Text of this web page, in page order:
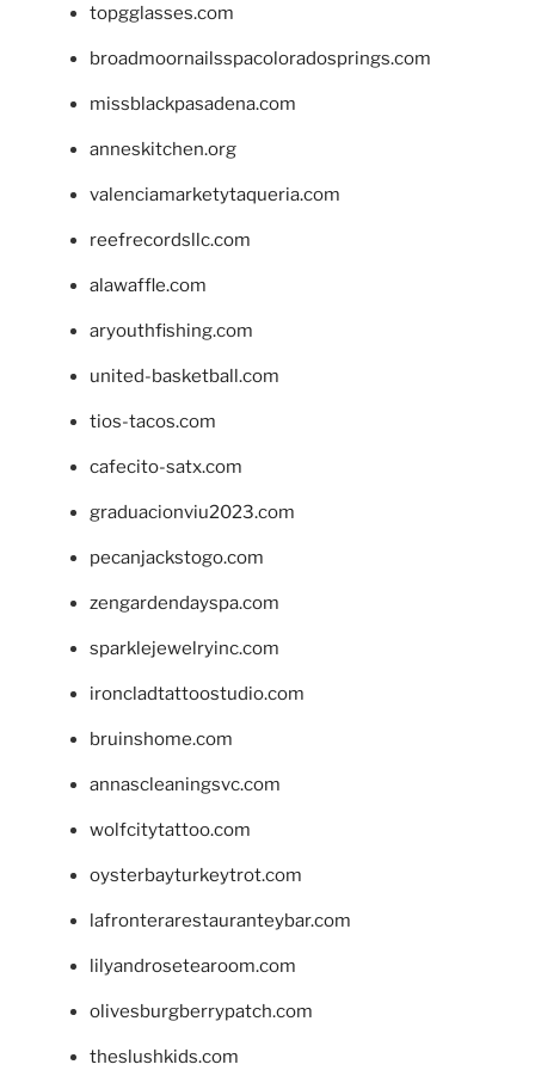
topgglasses.com
broadmoornailsspacoloradosprings.com
missblackpasadena.com
anneskitchen.org
valenciamarketytaqueria.com
reefrecordsllc.com
alawaffle.com
aryouthfishing.com
united-basketball.com
tios-tacos.com
cafecito-satx.com
graduacionviu2023.com
pecanjackstogo.com
zengardendayspa.com
sparklejewelryinc.com
ironcladtattoostudio.com
bruinshome.com
annascleaningsvc.com
wolfcitytattoo.com
oysterbayturkeytrot.com
lafronterarestauranteybar.com
lilyandrosetearoom.com
olivesburgberrypatch.com
theslushkids.com